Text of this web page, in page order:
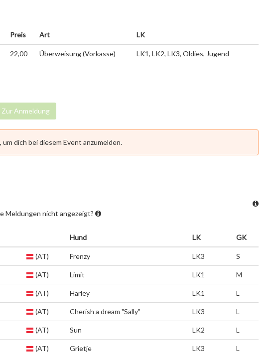
Preis Art LK
22,00 Überweisung (Vorkasse) LK1, LK2, LK3, Oldies, Jugend
Zur Anmeldung
um dich bei diesem Event anzumelden.
Meldungen nicht angezeigt?
Hund LK GK
(AT) Frenzy LK3 S
(AT) Limit LK1 M
(AT) Harley LK1 L
(AT) Cherish a dream "Sally" LK3 L
(AT) Sun LK2 L
(AT) Grietje LK3 L